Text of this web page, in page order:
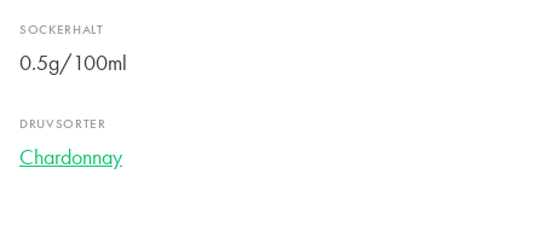
SOCKERHALT
0.5g/100ml
DRUVSORTER
Chardonnay